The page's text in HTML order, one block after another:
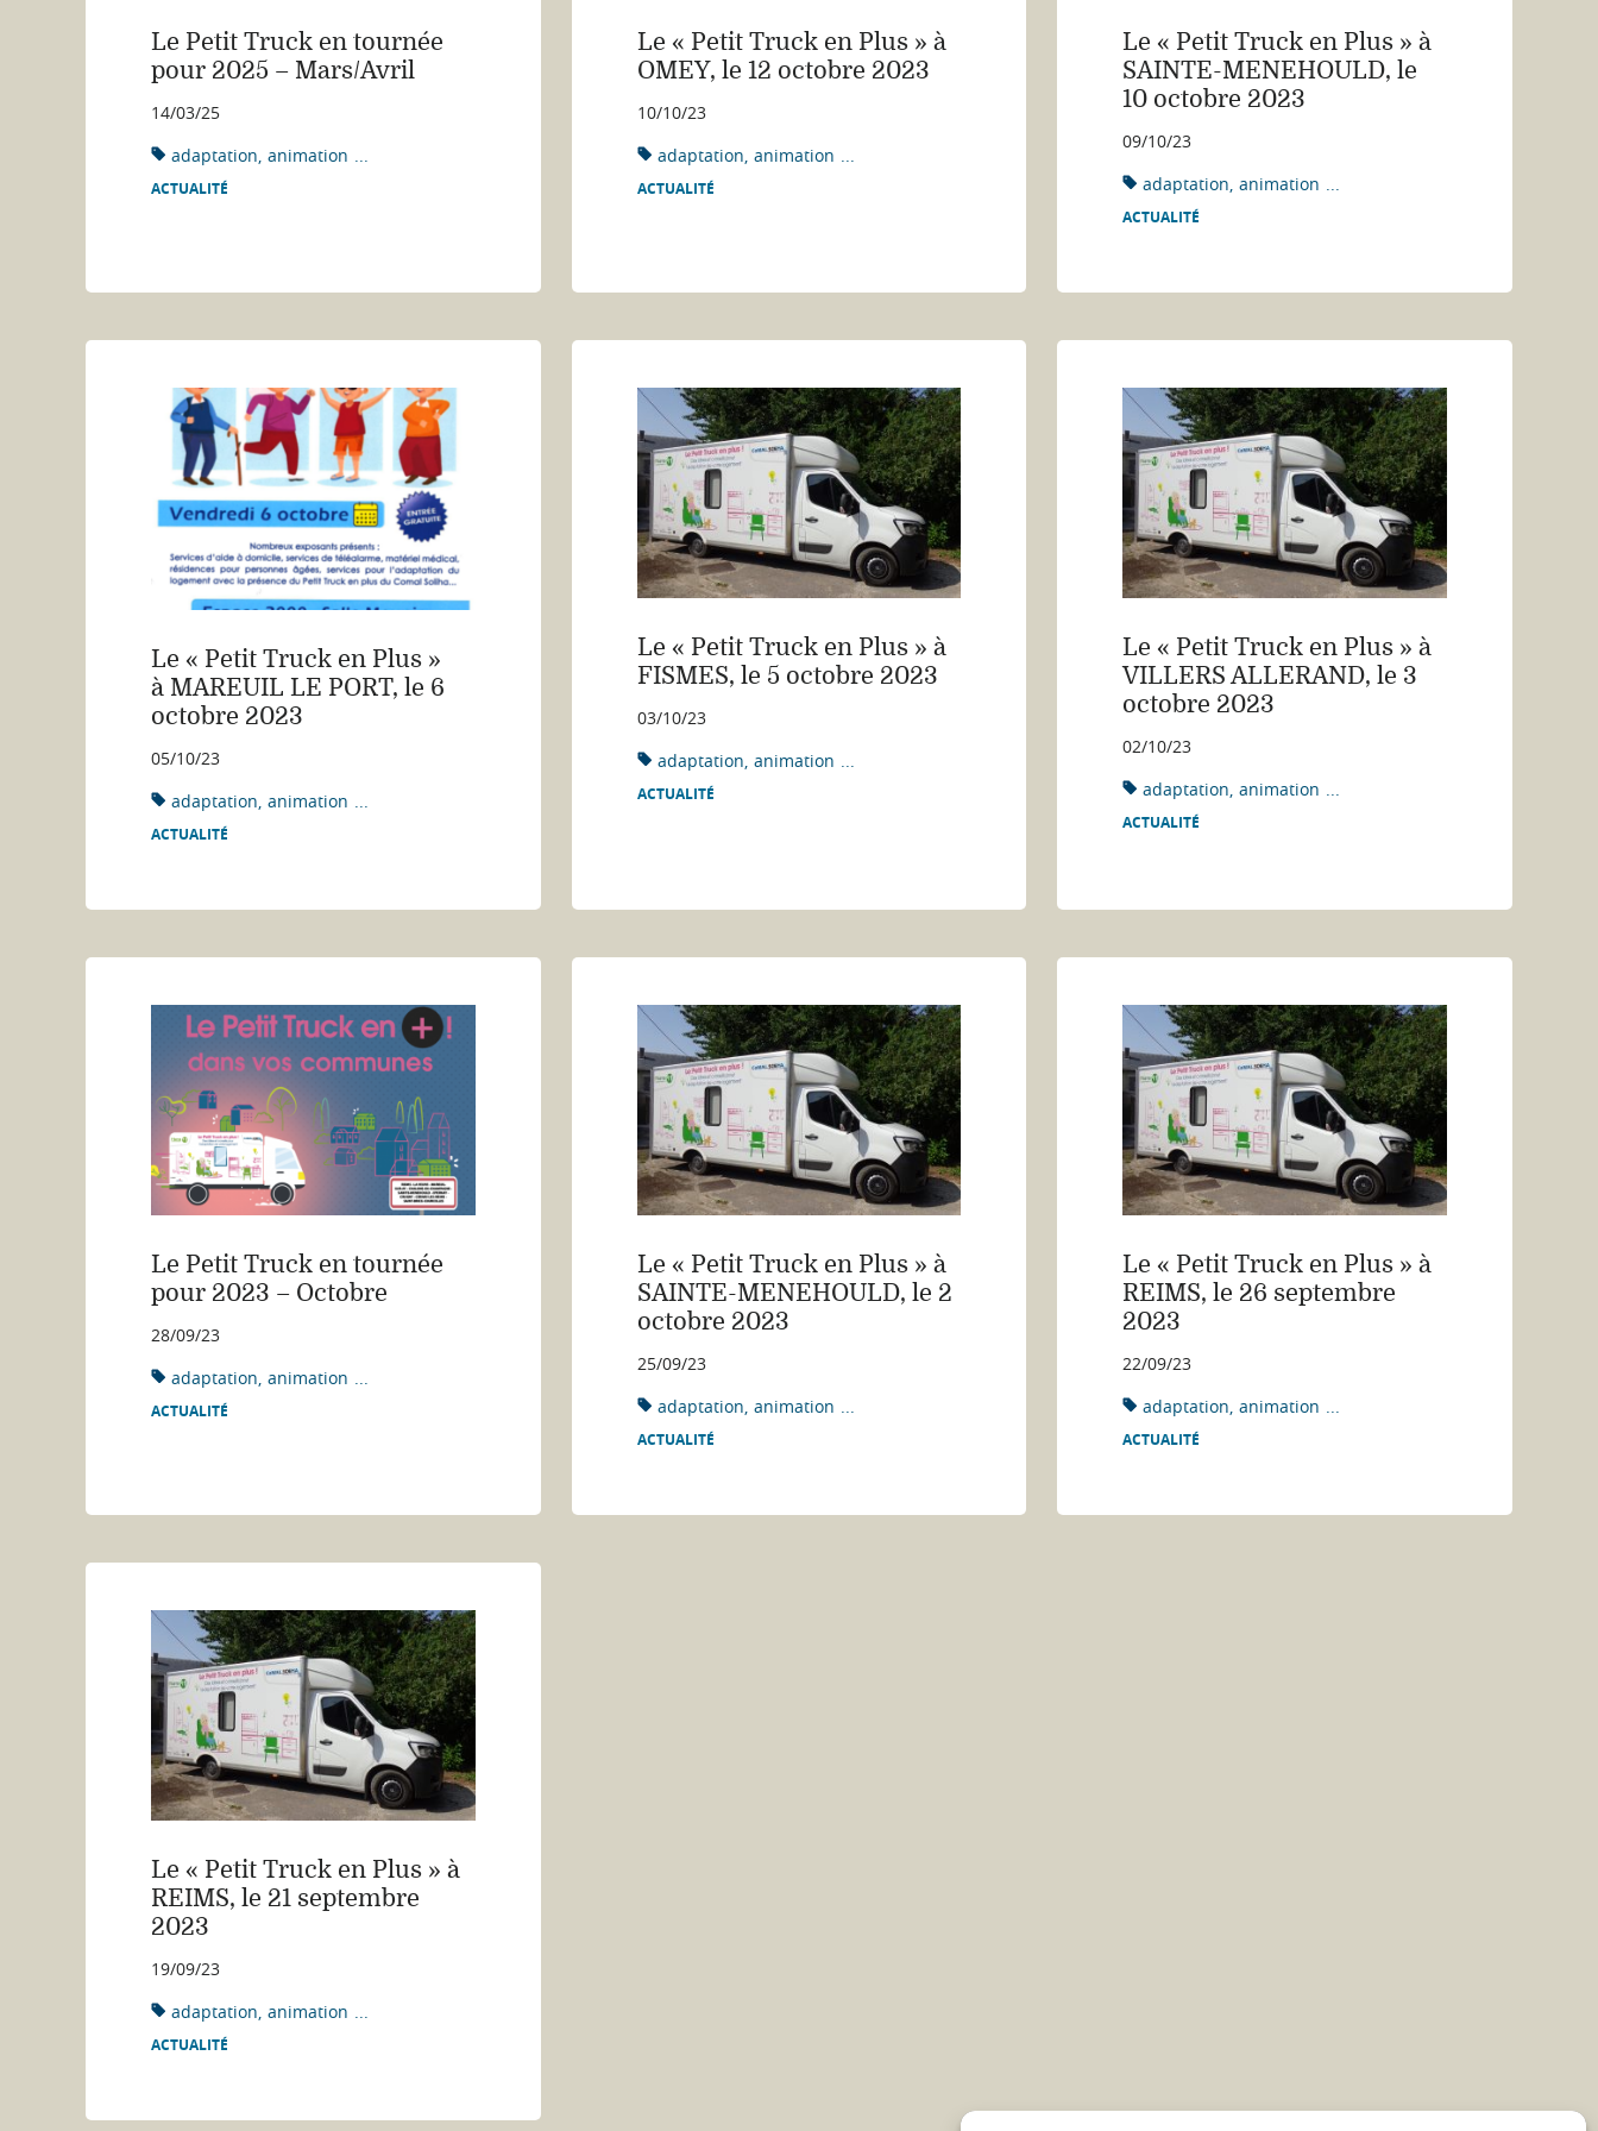
Le Petit Truck en tournée
pour 2025 – Mars/Avril
14/03/25
adaptation animation ...
ACTUALITÉ
Le « Petit Truck en Plus » à
OMEY, le 12 octobre 2023
10/10/23
adaptation animation ...
ACTUALITÉ
Le « Petit Truck en Plus » à
SAINTE-MENEHOULD, le
10 octobre 2023
09/10/23
adaptation animation ...
ACTUALITÉ
Le « Petit Truck en Plus »
à MAREUIL LE PORT, le 6
octobre 2023
05/10/23
adaptation animation
ACTUALITÉ
Le « Petit Truck en Plus » à
FISMES, le 5 octobre 2023
03/10/23
adaptation animation ...
ACTUALITÉ
Le « Petit Truck en Plus » à
VILLERS ALLERAND, le 3
octobre 2023
02/10/23
adaptation animation ...
ACTUALITÉ
Le Petit Truck en tournée
pour 2023 – Octobre
28/09/23
adaptation animation
ACTUALITÉ
Le « Petit Truck en Plus » à
SAINTE-MENEHOULD, le 2
octobre 2023
25/09/23
adaptation animation
ACTUALITÉ
Le « Petit Truck en Plus » à
REIMS, le 26 septembre
2023
22/09/23
adaptation animation
ACTUALITÉ
Le « Petit Truck en Plus » à
REIMS, le 21 septembre
2023
19/09/23
adaptation animation
ACTUALITÉ